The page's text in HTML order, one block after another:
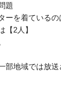
題
ーを着ているの
【2人】
部地域では放送